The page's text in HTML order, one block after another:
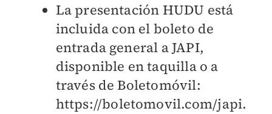
La presentación HUDU está
incluida con el boleto de
entrada general a JAPI,
disponible en taquilla o a
través de Boletomóvil:
https://boletomovil.com/japi.